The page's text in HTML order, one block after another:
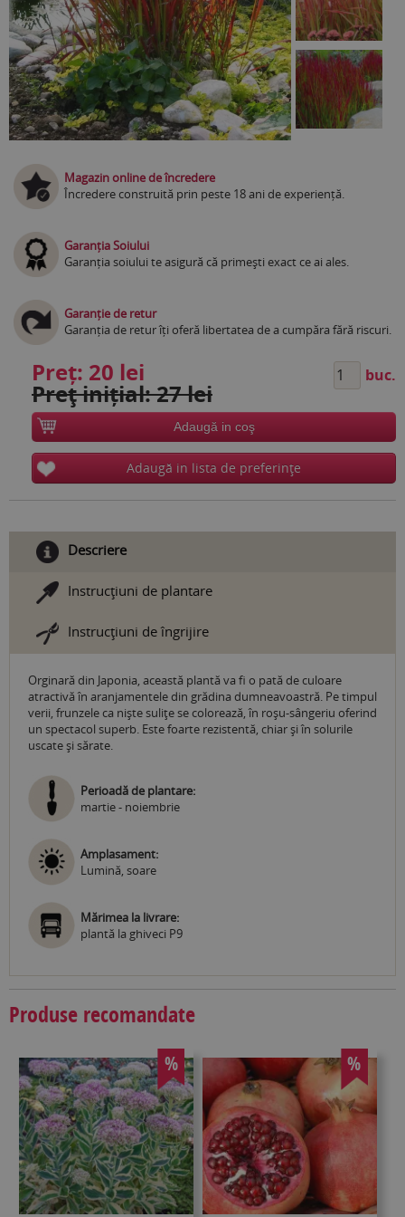
Magazin online de încredere
Încredere construită prin peste 18 ani de experiență.
Garanția Soiului
Garanția soiului te asigură că primești exact ce ai ales.
Garanție de retur
Garanția de retur îți oferă libertatea de a cumpăra fără riscuri.
Preț: 20 lei
Preţ inițial: 27 lei
buc.
Adaugă in coş
Adaugă in lista de preferinţe
Descriere
Instrucţiuni de plantare
Instrucţiuni de îngrijire
Orginară din Japonia, această plantă va fi o pată de culoare
atractivă în aranjamentele din grădina dumneavoastră. Pe timpul
verii, frunzele ca nişte suliţe se colorează, în roșu-sângeriu oferind
un spectacol superb. Este foarte rezistentă, chiar şi în solurile
uscate şi sărate.
Perioadă de plantare:
martie - noiembrie
Amplasament:
Lumină, soare
Mărimea la livrare:
plantă la ghiveci P9
Produse recomandate
% %